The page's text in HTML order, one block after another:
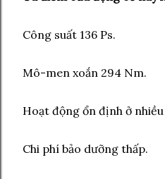
Công suất 136 Ps.
Mô-men xoắn 294 Nm.
Hoạt động ổn định ở
Chi phí bảo dưỡng thấp.